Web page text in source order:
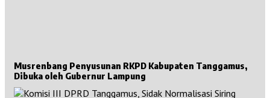
Musrenbang Penyusunan RKPD Kabupaten Tanggamus,
Dibuka oleh Gubernur Lampung